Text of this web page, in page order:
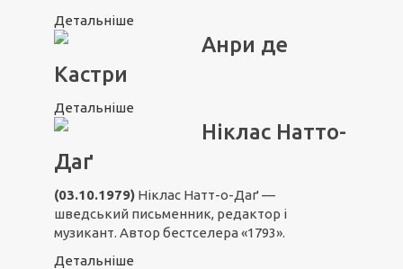
Детальніше
Анри де
Кастри
Детальніше
Ніклас Натто-
Даґ
(03.10.1979) Ніклас Натт-о-Даґ —
шведський письменник, редактор і
музикант. Автор бестселера «1793».
Детальніше